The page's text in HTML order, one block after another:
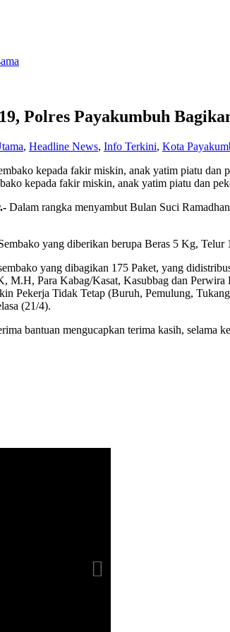
Polres Payakumbuh
, Headline News, Info Terkini, Kota
kepada fakir miskin, anak yatim piatu dan
Dalam rangka menyambut Bulan Suci
yang diberikan berupa Beras 5 Kg,
yang dibagikan 175 Paket, yang
M.H, Para Kabag/Kasat, Kasubbag dan Perwira
Pekerja Tidak Tetap (Buruh, Pemulung,
(21/4).
bantuan mengucapkan terima kasih, selama